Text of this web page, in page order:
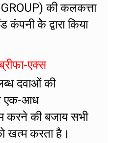
की कलकत्ता
कंपनी केे द्वारा किया
एक्स
दवाओं की
एक-आध
करने की बजाय सभी
खत्म करता है।